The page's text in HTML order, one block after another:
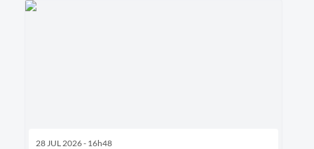
28 JUL 2026 - 16h48